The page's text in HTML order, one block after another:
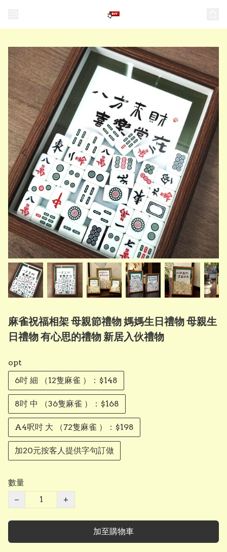
麻雀祝福相架 母親節禮物 媽媽生日禮物 母親生
日禮物 有心思的禮物 新居入伙禮物
opt
6吋 細 （12隻麻雀 ）：$148
8吋 中 （36隻麻雀 ）：$168
A4呎吋 大 （72隻麻雀 ）：$198
加20元按客人提供字句訂做
數量
−
+
加至購物車